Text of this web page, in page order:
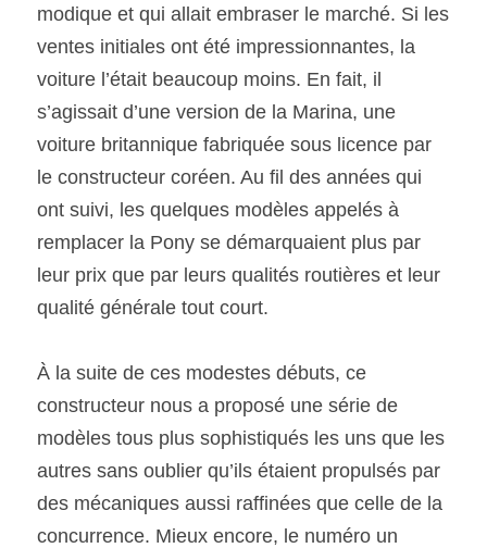
SOUMISSION RAPIDE
ASSURANCE
modique et qui allait embraser le marché. Si les
ventes initiales ont été impressionnantes, la
voiture l’était beaucoup moins. En fait, il
s’agissait d’une version de la Marina, une
voiture britannique fabriquée sous licence par
le constructeur coréen. Au fil des années qui
ont suivi, les quelques modèles appelés à
remplacer la Pony se démarquaient plus par
leur prix que par leurs qualités routières et leur
qualité générale tout court.
À la suite de ces modestes débuts, ce
constructeur nous a proposé une série de
modèles tous plus sophistiqués les uns que les
autres sans oublier qu’ils étaient propulsés par
des mécaniques aussi raffinées que celle de la
concurrence. Mieux encore, le numéro un